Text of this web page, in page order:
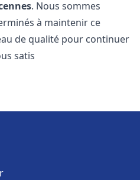
. Nous sommes
à maintenir ce
de qualité pour continuer
satis